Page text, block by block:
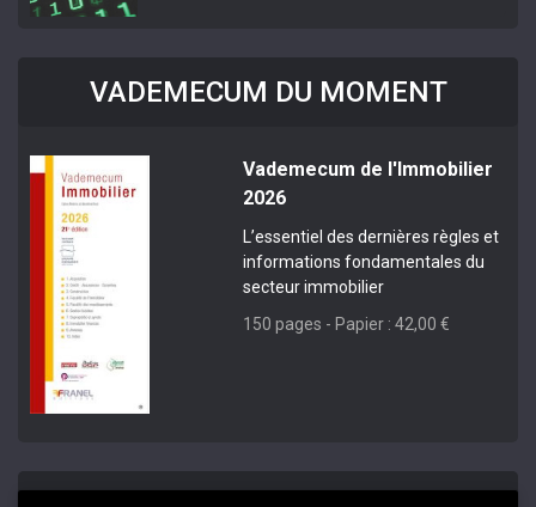
VADEMECUM DU MOMENT
Vademecum de l'Immobilier
2026
L’essentiel des dernières règles et
informations fondamentales du
secteur immobilier
150 pages - Papier : 42,00 €